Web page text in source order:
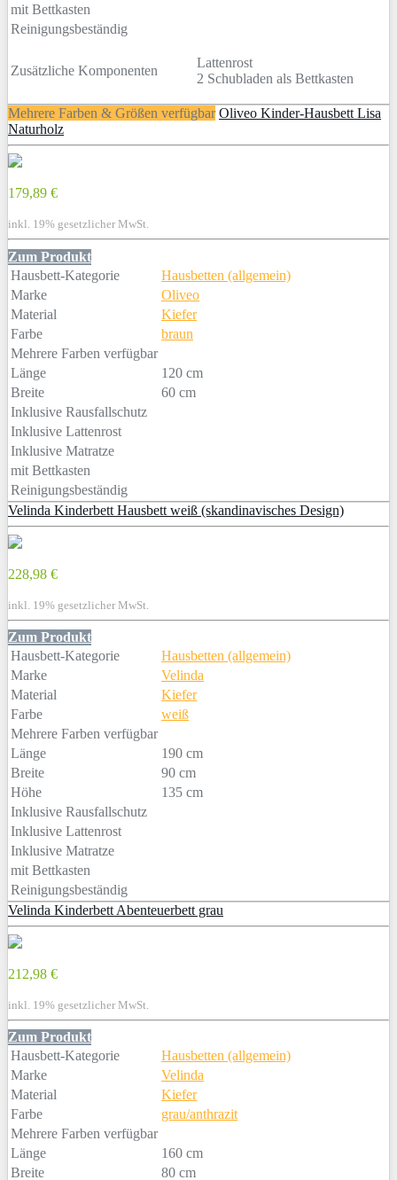
mit Bettkasten
Reinigungsbeständig
Zusätzliche Komponenten
Lattenrost
2 Schubladen als Bettkasten
Mehrere Farben & Größen verfügbar Oliveo Kinder-Hausbett Lisa
Naturholz
179,89 €
inkl. 19% gesetzlicher MwSt.
Zum Produkt
Hausbett-Kategorie
Hausbetten (allgemein)
Marke
Oliveo
Material
Kiefer
Farbe
braun
Mehrere Farben verfügbar
Länge
120 cm
Breite
60 cm
Inklusive Rausfallschutz
Inklusive Lattenrost
Inklusive Matratze
mit Bettkasten
Reinigungsbeständig
Velinda Kinderbett Hausbett weiß (skandinavisches Design)
228,98 €
inkl. 19% gesetzlicher MwSt.
Zum Produkt
Hausbett-Kategorie
Hausbetten (allgemein)
Marke
Velinda
Material
Kiefer
Farbe
weiß
Mehrere Farben verfügbar
Länge
190 cm
Breite
90 cm
Höhe
135 cm
Inklusive Rausfallschutz
Inklusive Lattenrost
Inklusive Matratze
mit Bettkasten
Reinigungsbeständig
Velinda Kinderbett Abenteuerbett grau
212,98 €
inkl. 19% gesetzlicher MwSt.
Zum Produkt
Hausbett-Kategorie
Hausbetten (allgemein)
Marke
Velinda
Material
Kiefer
Farbe
grau/anthrazit
Mehrere Farben verfügbar
Länge
160 cm
Breite
80 cm